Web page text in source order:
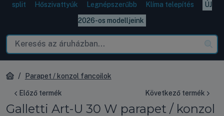
split
Hőszivattyúk Legnépszerűbb Klíma telepítés
ÚJ
2026-os modelljeink
Parapet / konzol fancoilok
Előző termék Következő termék
Galletti Art-U 30 W parapet / konzol